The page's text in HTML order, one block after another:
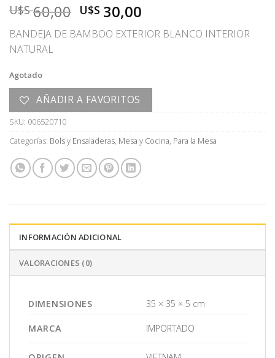
U$S60,00 El
precio
original
60,00.
U$S 30,00
precio
actual
30,00.
BANDEJA DE BAMBOO EXTERIOR BLANCO INTERIOR
NATURAL
Agotado
AÑADIR A FAVORITOS
SKU: 006520710
Categorías: Bols y Ensaladeras, Mesa y Cocina, Para la Mesa
INFORMACIÓN ADICIONAL
VALORACIONES (0)
DIMENSIONES 35 × 35 × 5 cm
MARCA IMPORTADO